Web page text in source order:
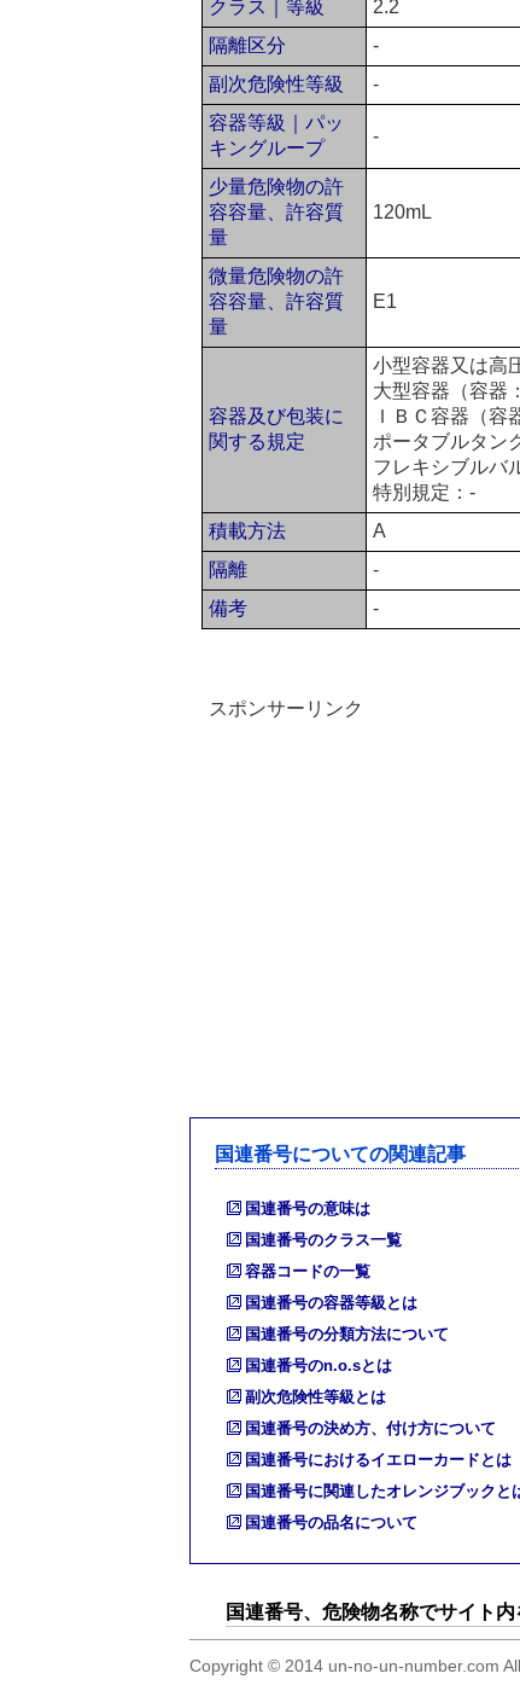
クラス｜等級
2.2
隔離区分
-
副次危険性等級
-
容器等級｜パッ
キングループ
-
少量危険物の許
容容量、許容質
量
120mL
微量危険物の許
容容量、許容質
量
E1
容器及び包装に
関する規定
小型容器又は高
大型容器（容器
ＩＢＣ容器（容
ポータブルタン
フレキシブルバ
特別規定：-
積載方法
A
隔離
-
備考
-
スポンサーリンク
国連番号についての関連記事
国連番号の意味は
国連番号のクラス一覧
容器コードの一覧
国連番号の容器等級とは
国連番号の分類方法について
国連番号のn.o.sとは
副次危険性等級とは
国連番号の決め方、付け方について
国連番号におけるイエローカードとは
国連番号に関連したオレンジブックと
国連番号の品名について
国連番号、危険物名称でサイト
Copyright © 2014 un-no-un-number.com